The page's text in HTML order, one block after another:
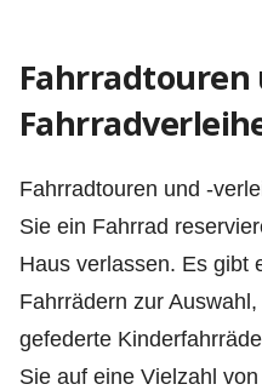
Fahrradtouren
Fahrradtouren und -
Sie ein Fahrrad
Haus verlassen. Es gibt
Fahrrädern zur
gefederte
Sie auf eine Vielzahl